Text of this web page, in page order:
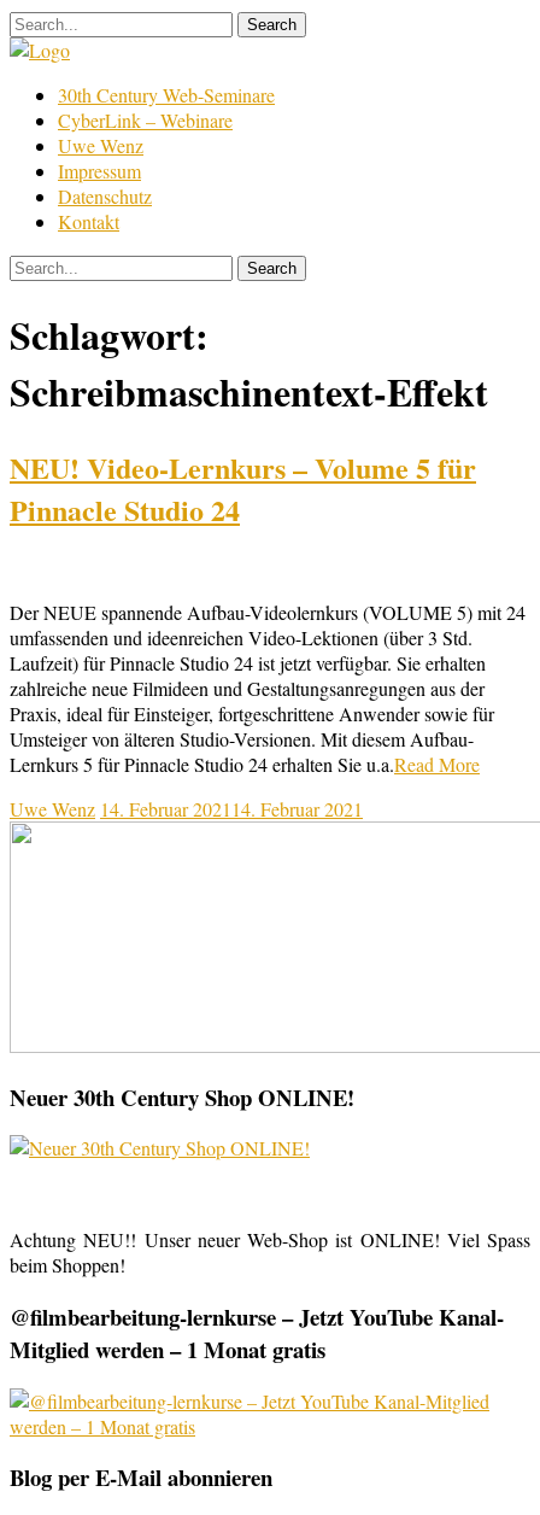
Skip
to
Film
Bearbeitung
30th Century Web-Seminare
CyberLink – Webinare
Uwe Wenz
Impressum
Datenschutz
Kontakt
Schlagwort:
Schreibmaschinentext-Effekt
NEU! Video-Lernkurs – Volume 5 für
Pinnacle Studio 24
Der NEUE spannende Aufbau-Videolernkurs (VOLUME 5) mit 24
umfassenden und ideenreichen Video-Lektionen (über 3 Std.
Laufzeit) für Pinnacle Studio 24 ist jetzt verfügbar. Sie erhalten
zahlreiche neue Filmideen und Gestaltungsanregungen aus der
Praxis, ideal für Einsteiger, fortgeschrittene Anwender sowie für
Umsteiger von älteren Studio-Versionen. Mit diesem Aufbau-
Lernkurs 5 für Pinnacle Studio 24 erhalten Sie u.a.Read More
Uwe Wenz 14. Februar 2021 14. Februar 2021
Neuer 30th Century Shop ONLINE!
Achtung NEU!! Unser neuer Web-Shop ist ONLINE! Viel Spass
beim Shoppen!
@filmbearbeitung-lernkurse – Jetzt YouTube Kanal-
Mitglied werden – 1 Monat gratis
Blog per E-Mail abonnieren